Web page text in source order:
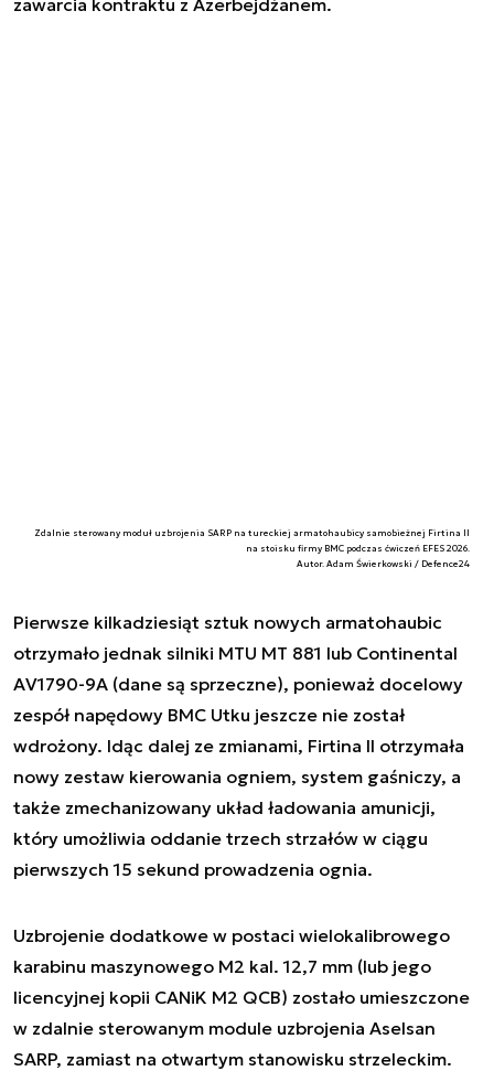
Zdalnie sterowany moduł uzbrojenia SARP na tureckiej armatohaubicy samobieżnej Firtina II
na stoisku firmy BMC podczas ćwiczeń EFES 2026.
Autor. Adam Świerkowski / Defence24
Pierwsze kilkadziesiąt sztuk nowych armatohaubic
otrzymało jednak silniki MTU MT 881 lub Continental
AV1790-9A (dane są sprzeczne), ponieważ docelowy
zespół napędowy BMC Utku jeszcze nie został
wdrożony. Idąc dalej ze zmianami, Firtina II otrzymała
nowy zestaw kierowania ogniem, system gaśniczy, a
także zmechanizowany układ ładowania amunicji,
który umożliwia oddanie trzech strzałów w ciągu
pierwszych 15 sekund prowadzenia ognia.
Uzbrojenie dodatkowe w postaci wielokalibrowego
karabinu maszynowego M2 kal. 12,7 mm (lub jego
licencyjnej kopii CANiK M2 QCB) zostało umieszczone
w zdalnie sterowanym module uzbrojenia Aselsan
SARP, zamiast na otwartym stanowisku strzeleckim.